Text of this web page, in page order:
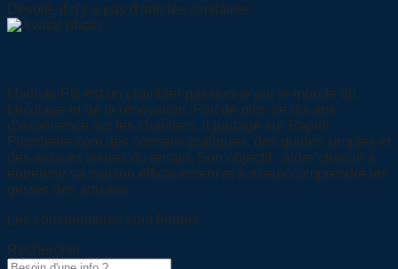
Désolé, il n'y a pas d'articles similaires
Mathias Pili est un plombier passionné par le monde du
bricolage et de la rénovation. Fort de plus de dix ans
d’expérience sur les chantiers, il partage sur Rapid-
Plomberie.com des conseils pratiques, des guides simples et
des astuces issues du terrain. Son objectif : aider chacun à
entretenir sa maison efficacement et à mieux comprendre les
gestes des artisans.
Les commentaires sont fermés.
Rechercher